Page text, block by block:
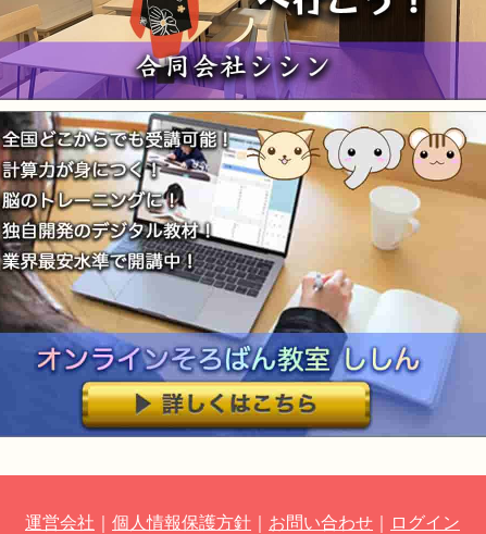
運営会社 個人情報保護方針 お問い合わせ ログイン